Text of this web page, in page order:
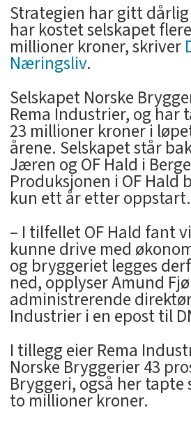
Strategien har gitt
har kostet selskapet
millioner kroner, skriver
Næringsliv.
Selskapet Norske
Rema Industrier, og har
23 millioner kroner i
årene. Selskapet står
Jæren og OF Hald i
Produksjonen i OF Hald
kun ett år etter oppstart.
– I tilfellet OF Hald fant
kunne drive med
og bryggeriet legges
ned, opplyser Amund
administrerende
Industrier i en epost til
I tillegg eier Rema
Norske Bryggerier 43
Bryggeri, også her tapte
to millioner kroner.